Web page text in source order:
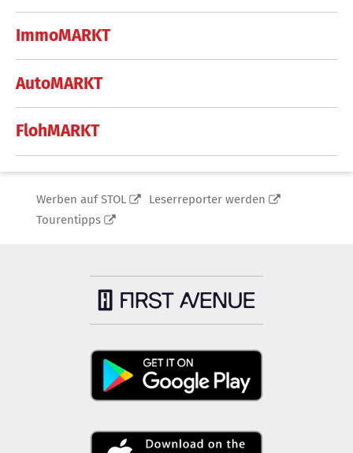
ImmoMARKT
AutoMARKT
FlohMARKT
Werben auf STOL
Leserreporter werden
Tourentipps